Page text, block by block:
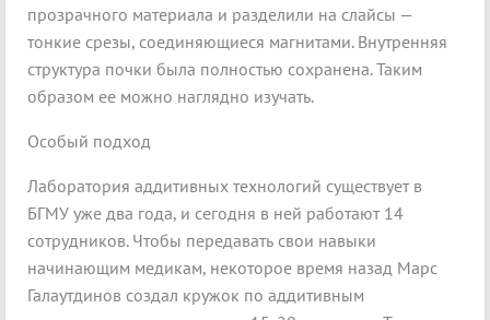
прозрачного материала и разделили на слайсы —
тонкие срезы, соединяющиеся магнитами. Внутренняя
структура почки была полностью сохранена. Таким
образом ее можно наглядно изучать.
Особый подход
Лаборатория аддитивных технологий существует в
БГМУ уже два года, и сегодня в ней работают 14
сотрудников. Чтобы передавать свои навыки
начинающим медикам, некоторое время назад Марс
Галаутдинов создал кружок по аддитивным